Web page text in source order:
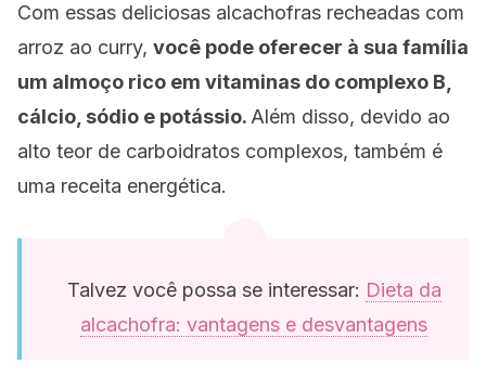
Com essas deliciosas alcachofras recheadas com
arroz ao curry, você pode oferecer à sua família
um almoço rico em vitaminas do complexo B,
cálcio, sódio e potássio. Além disso, devido ao
alto teor de carboidratos complexos, também é
uma receita energética.
Talvez você possa se interessar: Dieta da
alcachofra: vantagens e desvantagens